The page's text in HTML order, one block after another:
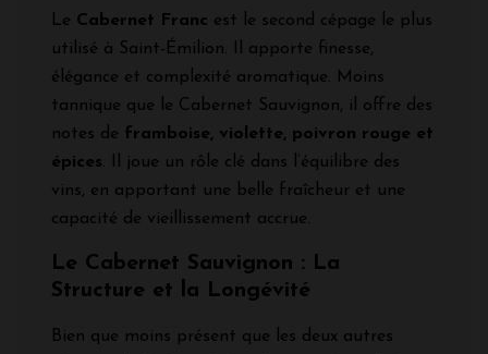
Le Cabernet Franc est le second cépage le plus
utilisé à Saint-Émilion. Il apporte finesse,
élégance et complexité aromatique. Moins
tannique que le Cabernet Sauvignon, il offre des
notes de framboise, violette, poivron rouge et
épices. Il joue un rôle clé dans l’équilibre des
vins, en apportant une belle fraîcheur et une
capacité de vieillissement accrue.
Le Cabernet Sauvignon : La
Structure et la Longévité
Bien que moins présent que les deux autres